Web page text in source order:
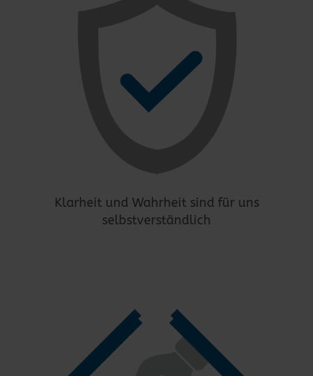
Klarheit und Wahrheit sind für uns
selbstverständlich